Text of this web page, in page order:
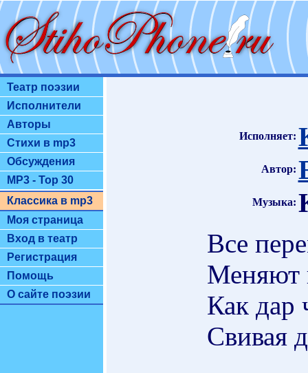
Театр поэзии
Исполнители
Авторы
Стихи в mp3
Обсуждения
MP3 - Top 30
Классика в mp3
Моя страница
Вход в театр
Регистрация
Помощь
О сайте поэзии
Исполняет:
Автор:
Музыка:
Все
Меняют
Как дар
Свивая